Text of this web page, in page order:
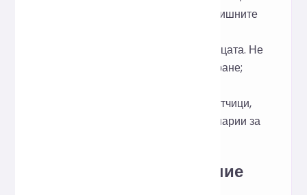
като същевременно намалява излишните
производителността на уеб страницата. Не
се изисква изтегляне или инсталиране;
Подходящ е за front-end разработчици,
оптимизация на уебсайтове и сценарии за
Творческо вдъхновение